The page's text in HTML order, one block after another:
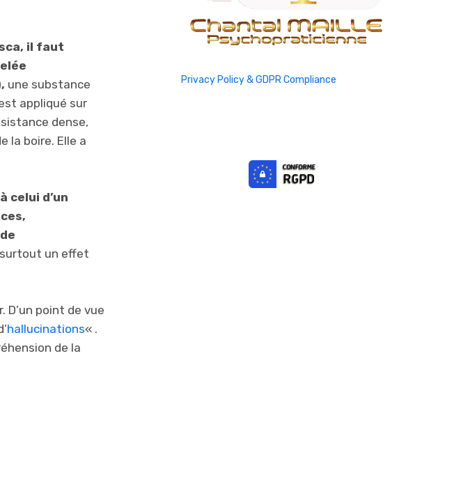
il faut
une substance
appliqué sur
dense,
la boire. Elle a
celui d’un
surtout un effet
D’un point de vue
hallucinations« .
de la
Privacy Policy & GDPR Compliance